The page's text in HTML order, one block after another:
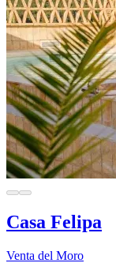
Casa Felipa
Venta del Moro